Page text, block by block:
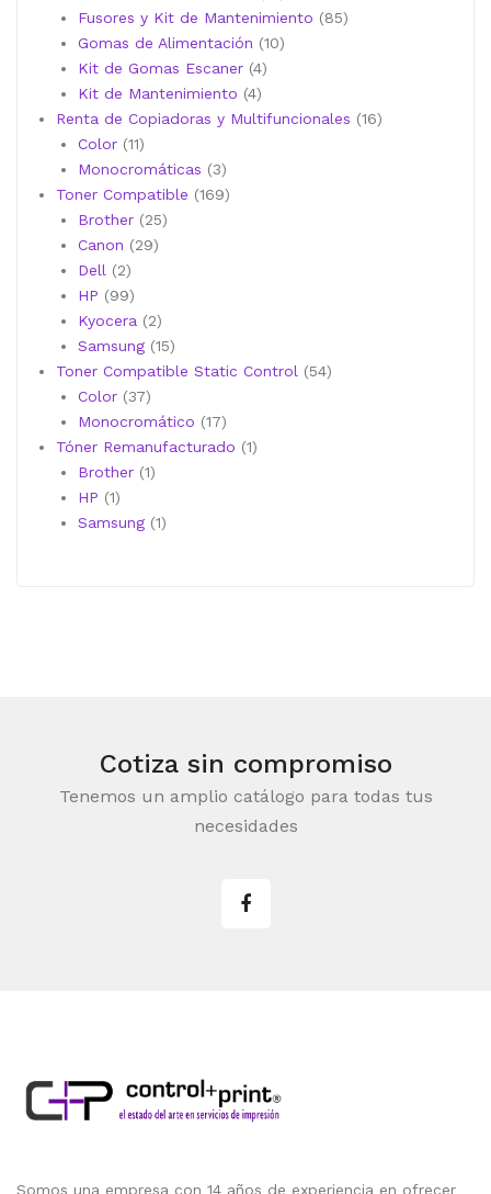
productos
Fusores y Kit de Mantenimiento 8585
Gomas de Alimentación 1010
Kit de Gomas Escaner 44
Kit de Mantenimiento 44
productos
Renta de Copiadoras y Multifuncionales 1616
Color 1111
productos
Monocromáticas 33
productos
Toner Compatible 169169
Brother 2525
Canon 2929
Dell 22
productos
HP 9999
productos
Kyocera 22
productos
Samsung 1515
productos
Toner Compatible Static Control 5454
Color 3737
productos
Monocromático 1717
productos
Tóner Remanufacturado 11
Brother 11
HP 11
producto
Samsung 11
Cotiza sin compromiso
Tenemos un amplio catálogo para todas tus
necesidades
Somos una empresa con 14 años de experiencia en ofrecer